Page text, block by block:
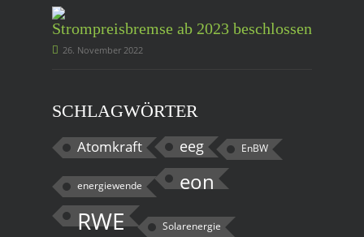
Strompreisbremse ab 2023 beschlossen
26. November 2022
SCHLAGWÖRTER
Atomkraft eeg EnBW
energiewende eon
RWE Solarenergie